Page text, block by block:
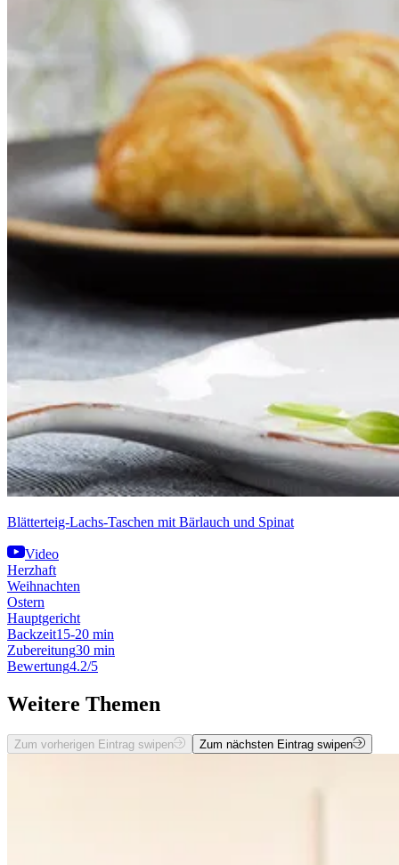
Blätterteig-Lachs-Taschen mit Bärlauch und Spinat
Video
Herzhaft
Weihnachten
Ostern
Hauptgericht
Backzeit15-20 min
Zubereitung30 min
Bewertung4.2/5
Weitere Themen
Zum vorherigen Eintrag swipen Zum nächsten Eintrag swipen